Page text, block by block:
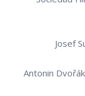
Josef
Antonin